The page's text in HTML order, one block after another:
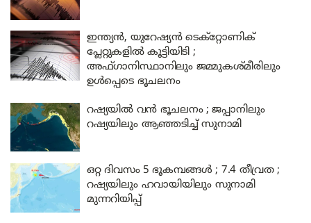
ഇന്ത്യൻ, യുറേഷ്യൻ ടെക്റ്റോണിക്
പ്ലേറ്റുകളിൽ കൂട്ടിയിടി ;
അഫ്ഗാനിസ്ഥാനിലും ജമ്മുകശ്മീരിലും
ഉൾപ്പെടെ ഭൂചലനം
റഷ്യയിൽ വൻ ഭൂചലനം ; ജപ്പാനിലും
റഷ്യയിലും ആഞ്ഞടിച്ച് സുനാമി
ഒറ്റ ദിവസം 5 ഭൂകമ്പങ്ങൾ ; 7.4 തീവ്രത ;
റഷ്യയിലും ഹവായിയിലും സുനാമി
മുന്നറിയിപ്പ്